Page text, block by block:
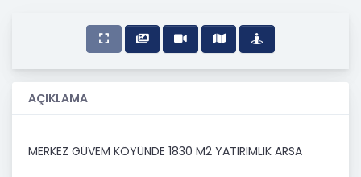
AÇIKLAMA
MERKEZ GÜVEM KÖYÜNDE 1830 M2 YATIRIMLIK ARSA